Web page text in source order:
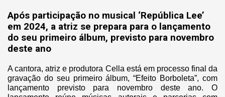
Após participação no musical ‘República Lee’
em 2024, a atriz se prepara para o lançamento
do seu primeiro álbum, previsto para novembro
deste ano
A cantora, atriz e produtora Cella está em processo final da
gravação do seu primeiro álbum, “Efeito Borboleta”, com
lançamento previsto para novembro deste ano. O